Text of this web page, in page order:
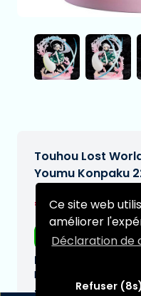
Ce site web
améliorer
Déclaration de
Refuser (8s)
Touhou Lost
Youmu Konpaku
€349,00[Sous
Livraison
Date de livraison
N/A